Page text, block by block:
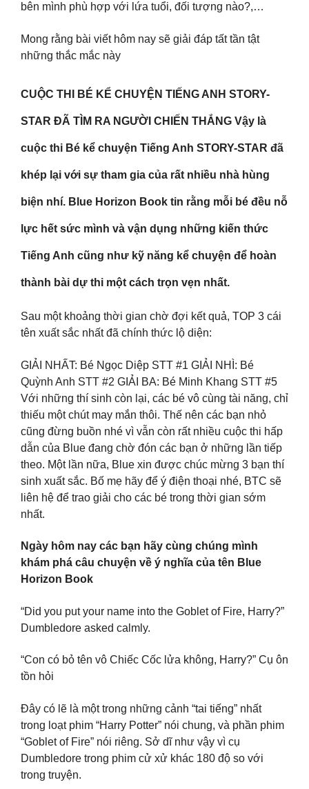
bên mình phù hợp với lứa tuổi, đối tượng nào?,…
Mong rằng bài viết hôm nay sẽ giải đáp tất tần tật
những thắc mắc này
CUỘC THI BÉ KỂ CHUYỆN TIẾNG ANH STORY-
STAR ĐÃ TÌM RA NGƯỜI CHIẾN THẮNG Vậy là
cuộc thi Bé kể chuyện Tiếng Anh STORY-STAR đã
khép lại với sự tham gia của rất nhiều nhà hùng
biện nhí. Blue Horizon Book tin rằng mỗi bé đều nỗ
lực hết sức mình và vận dụng những kiến thức
Tiếng Anh cũng như kỹ năng kể chuyện để hoàn
thành bài dự thi một cách trọn vẹn nhất.
Sau một khoảng thời gian chờ đợi kết quả, TOP 3 cái
tên xuất sắc nhất đã chính thức lộ diện:
GIẢI NHẤT: Bé Ngọc Diệp STT #1 GIẢI NHÌ: Bé
Quỳnh Anh STT #2 GIẢI BA: Bé Minh Khang STT #5
Với những thí sinh còn lại, các bé vô cùng tài năng, chỉ
thiếu một chút may mắn thôi. Thế nên các bạn nhỏ
cũng đừng buồn nhé vì vẫn còn rất nhiều cuộc thi hấp
dẫn của Blue đang chờ đón các bạn ở những lần tiếp
theo. Một lần nữa, Blue xin được chúc mừng 3 bạn thí
sinh xuất sắc. Bố mẹ hãy để ý điện thoại nhé, BTC sẽ
liên hệ để trao giải cho các bé trong thời gian sớm
nhất.
Ngày hôm nay các bạn hãy cùng chúng mình
khám phá câu chuyện về ý nghĩa của tên Blue
Horizon Book
“Did you put your name into the Goblet of Fire, Harry?”
Dumbledore asked calmly.
“Con có bỏ tên vô Chiếc Cốc lửa không, Harry?” Cụ ôn
tồn hỏi
Đây có lẽ là một trong những cảnh “tai tiếng” nhất
trong loạt phim “Harry Potter” nói chung, và phần phim
“Goblet of Fire” nói riêng. Sở dĩ như vậy vì cụ
Dumbledore trong phim cử xử khác 180 độ so với
trong truyện.